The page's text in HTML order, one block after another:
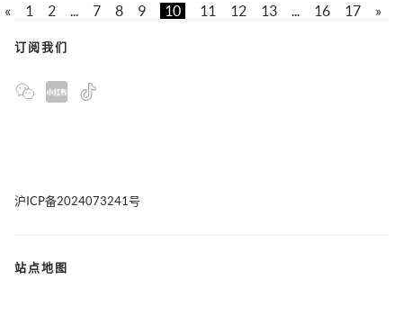
« 1 2 ... 7 8 9 10 11 12 13 ... 16 17 »
订阅我们
沪ICP备2024073241号
站点地图